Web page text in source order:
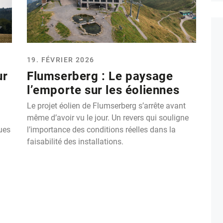
19. FÉVRIER 2026
Flumserberg : Le paysage
l’emporte sur les éoliennes
Le projet éolien de Flumserberg s’arrête avant
même d’avoir vu le jour. Un revers qui souligne
l’importance des conditions réelles dans la
faisabilité des installations.